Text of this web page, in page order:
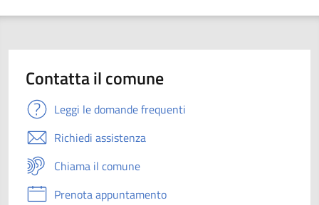
Contatta il comune
Leggi le domande frequenti
Richiedi assistenza
Chiama il comune
Prenota appuntamento